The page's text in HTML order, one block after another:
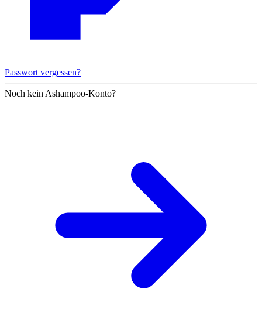
Passwort vergessen?
Noch kein Ashampoo-Konto?